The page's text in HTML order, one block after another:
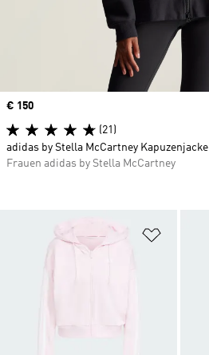
Zur
Price
€ 150
(21)
adidas by Stella McCartney Kapuzenjacke
Frauen adidas by Stella McCartney